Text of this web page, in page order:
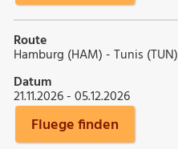
Route
Hamburg (HAM) - Tunis (TUN)
Datum
21.11.2026 - 05.12.2026
Fluege finden